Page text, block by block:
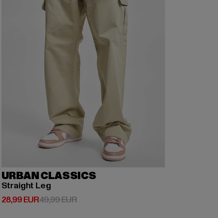
URBAN CLASSICS
Straight Leg
28,99 EUR
Derzeitiger Preis: 28,99 EUR
49,99 EURAktionspreis: 49,99 EUR